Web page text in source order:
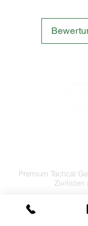
Premium Tactical
Zivilisten